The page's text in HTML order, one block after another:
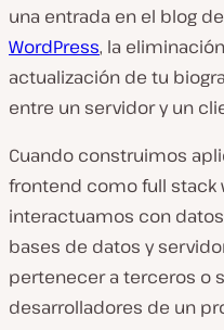
una entrada en el blog
WordPress, la
actualización de tu
entre un servidor y un
Cuando construimos
frontend como full
interactuamos con
bases de datos y
pertenecer a terceros o
desarrolladores de un